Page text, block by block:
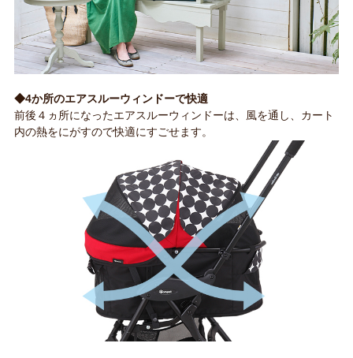
◆4か所のエアスルーウィンドーで快適
前後４ヵ所になったエアスルーウィンドーは、風を通し、カート
内の熱をにがすので快適にすごせます。